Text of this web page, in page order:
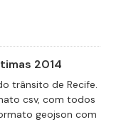
2014
trânsito de Recife.
csv, com todos
geojson com